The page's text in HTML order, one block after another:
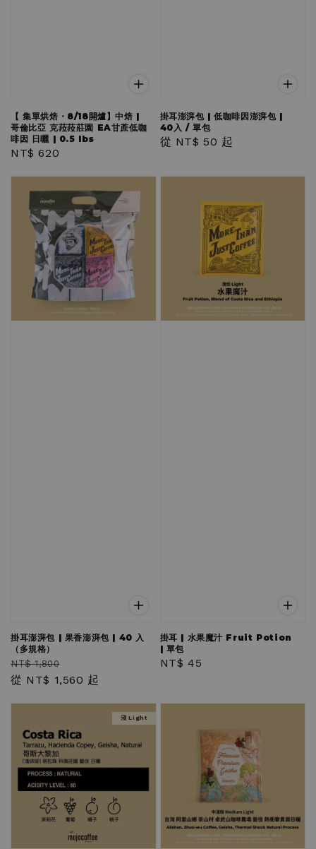
【 集單烘焙・8/18開爐】中焙 |
哥倫比亞 克菈菈莊園 EA甘蔗低咖
啡因 日曬 | 0.5 lbs
Regular
NT$ 620
掛耳澎湃包 | 低咖啡因澎湃包 |
40入 / 單包
Regular
從 NT$ 50 起
掛耳澎湃包 | 果香澎湃包 | 40 入
（多規格）
Regular
price
NT$ 1,800
price
從 NT$ 1,560 起
掛耳 | 水果魔汁 Fruit Potion
| 單包
Regular
NT$ 45
淺 Light